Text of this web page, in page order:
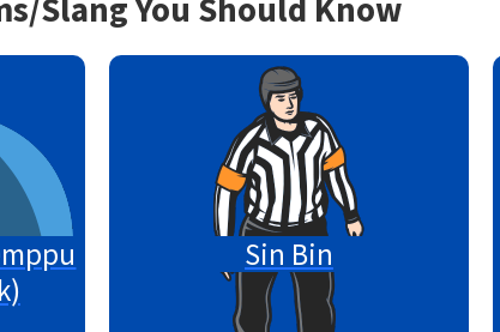
Slang You Should Know
Sin Bin